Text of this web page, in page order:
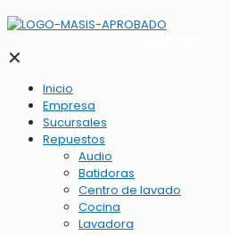
✕
Inicio
Empresa
Sucursales
Repuestos
Audio
Batidoras
Centro de lavado
Cocina
Lavadora